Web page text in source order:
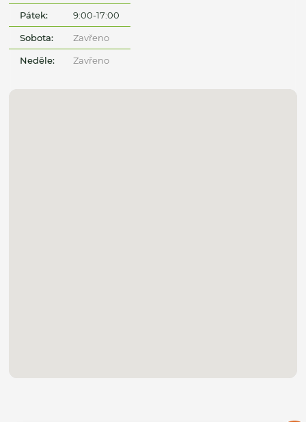
Pátek: 9:00-17:00
Sobota: Zavřeno
Neděle: Zavřeno